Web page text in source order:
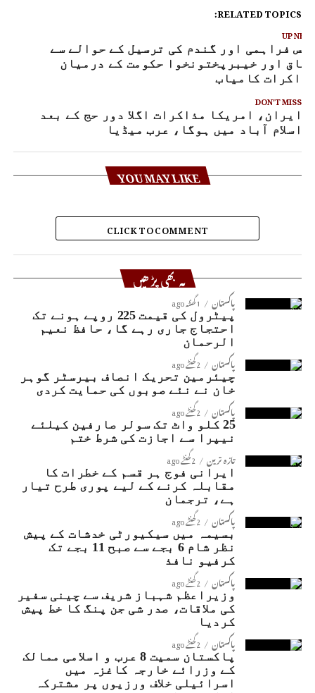
RELATED TOPICS:
UP
فراہمی اور گندم کی ترسیل کے حوالے سے
اور خیبرپختونخوا حکومت کے درمیان
کامیاب
DON'T MISS
ایران، امریکا مذاکرات اگلا دور حج کے بعد
اسلام آباد میں ہوگا، عرب میڈیا
YOU MAY LIKE
CLICK TO COMMENT
یہ بھی پڑھیں
پاکستان 1 گھنٹہ ago
پیٹرول کی قیمت 225 روپے ہونے تک
احتجاج جاری رہے گا، حافظ نعیم
الرحمان
پاکستان 2 گھنٹے ago
چیئرمین تحریک انصاف بیرسٹر گوہر
خان نے نئے صوبوں کی حمایت کردی
پاکستان 2 گھنٹے ago
25 کلو واٹ تک سولر صارفین کیلئے
نیپرا سے اجازت کی شرط ختم
تازہ ترین 2 گھنٹے ago
ایرانی فوج ہر قسم کے خطرات کا
مقابلہ کرنے کے لیے پوری طرح تیار
ہے، ترجمان
پاکستان 2 گھنٹے ago
بسیمہ میں سیکیورٹی خدشات کے پیش
نظر شام 6 بجے سے صبح 11 بجے تک
کرفیو نافذ
پاکستان 2 گھنٹے ago
وزیراعظم شہباز شریف سے چینی سفیر
کی ملاقات، صدر شی جن پنگ کا خط پیش
کردیا
پاکستان 2 گھنٹے ago
پاکستان سمیت 8 عرب و اسلامی ممالک
کے وزرائے خارجہ کاغزہ میں
اسرائیلی خلاف ورزیوں پر مشترکہ